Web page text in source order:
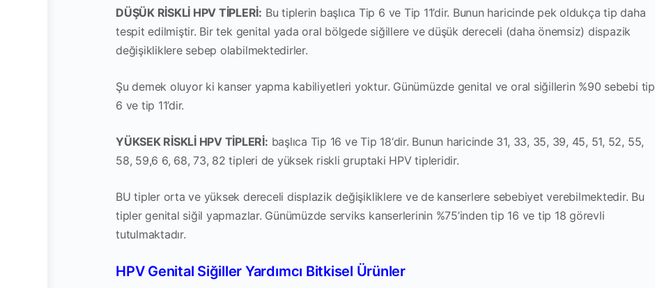
DÜŞÜK RİSKLİ HPV TİPLERİ: Bu tiplerin başlıca Tip 6 ve Tip 11’dir. Bunun haricinde pek oldukça tip daha
tespit edilmiştir. Bir tek genital yada oral bölgede siğillere ve düşük dereceli (daha önemsiz) dispazik
değişikliklere sebep olabilmektedirler.
Şu demek oluyor ki kanser yapma kabiliyetleri yoktur. Günümüzde genital ve oral siğillerin %90 sebebi tip
6 ve tip 11’dir.
YÜKSEK RİSKLİ HPV TİPLERİ: başlıca Tip 16 ve Tip 18‘dir. Bunun haricinde 31, 33, 35, 39, 45, 51, 52, 55,
58, 59,6 6, 68, 73, 82 tipleri de yüksek riskli gruptaki HPV tipleridir.
BU tipler orta ve yüksek dereceli displazik değişikliklere ve de kanserlere sebebiyet verebilmektedir. Bu
tipler genital siğil yapmazlar. Günümüzde serviks kanserlerinin %75’inden tip 16 ve tip 18 görevli
tutulmaktadır.
HPV Genital Siğiller Yardımcı Bitkisel Ürünler